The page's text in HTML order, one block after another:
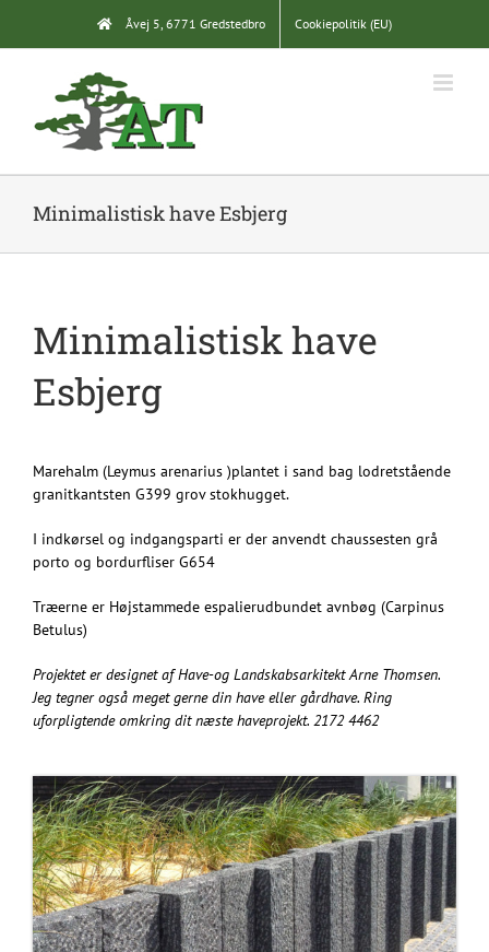
content
Åvej 5, 6771 Gredstedbro Cookiepolitik (EU)
Minimalistisk have Esbjerg
Minimalistisk have
Esbjerg
Marehalm (Leymus arenarius )plantet i sand bag lodretstående
granitkantsten G399 grov stokhugget.
I indkørsel og indgangsparti er der anvendt chaussesten grå
porto og bordurfliser G654
Træerne er Højstammede espalierudbundet avnbøg (Carpinus
Betulus)
Projektet er designet af Have-og Landskabsarkitekt Arne Thomsen.
Jeg tegner også meget gerne din have eller gårdhave. Ring
uforpligtende omkring dit næste haveprojekt. 2172 4462